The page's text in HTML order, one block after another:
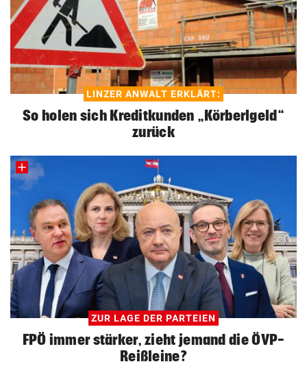
LINZER ANWALT ERKLÄRT:
So holen sich Kreditkunden „Körberlgeld“
zurück
ZUR LAGE DER PARTEIEN
FPÖ immer stärker, zieht jemand die ÖVP-
Reißleine?